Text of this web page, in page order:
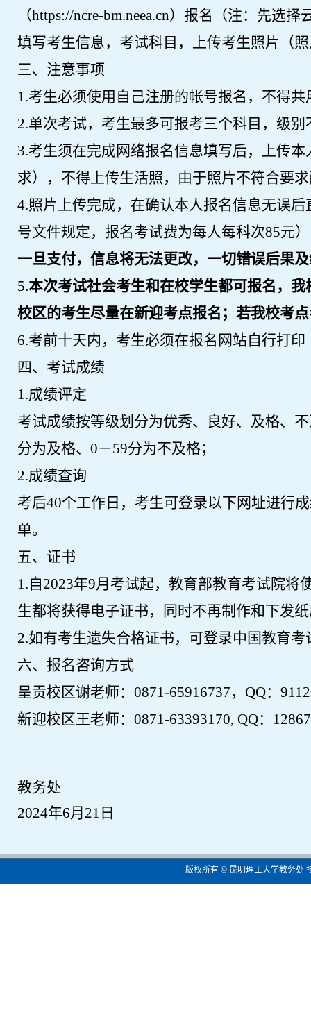
（https://ncre-bm.neea.cn）报名（注：先选择
填写考生信息，考试科目，上传考生照片（
三、注意事项
1.考生必须使用自己注册的帐号报名，不得共
2.单次考试，考生最多可报考三个科目，级
3.考生须在完成网络报名信息填写后，上传
求），不得上传生活照，由于照片不符合要
4.照片上传完成，在确认本人报名信息无误
号文件规定，报名考试费为每人每科次85元）
一旦支付，信息将无法更改，一切错误后果
5.本次考试社会考生和在校学生都可报名，
校区的考生尽量在新迎考点报名 ；若我校考
6.考前十天内，考生必须在报名网站自行打印
四、考试成绩
1.成绩评定
考试成绩按等级划分为优秀、良好、及格、
分为及格、0－59分为不及格；
2.成绩查询
考后40个工作日，考生可登录以下网址进行
单。
五、证书
1.自2023年9月考试起，教育部教育考试院将
生都将获得电子证书，同时不再制作和下发
2.如有考生遗失合格证书，可登录中国教育考
六、报名咨询方式
呈贡校区谢老师：0871-65916737，QQ：
新迎校区王老师：0871-63393170, QQ：
教务处
2024年6月 21 日
版权所有 © 昆明理工大学教务处